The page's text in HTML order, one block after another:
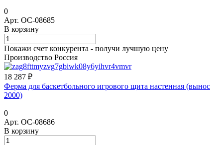
0
Арт. ОС-08685
В корзину
Покажи счет конкурента - получи лучшую цену
Производство Россия
18 287 ₽
Ферма для баскетбольного игрового щита настенная (вынос
2000)
0
Арт. ОС-08686
В корзину